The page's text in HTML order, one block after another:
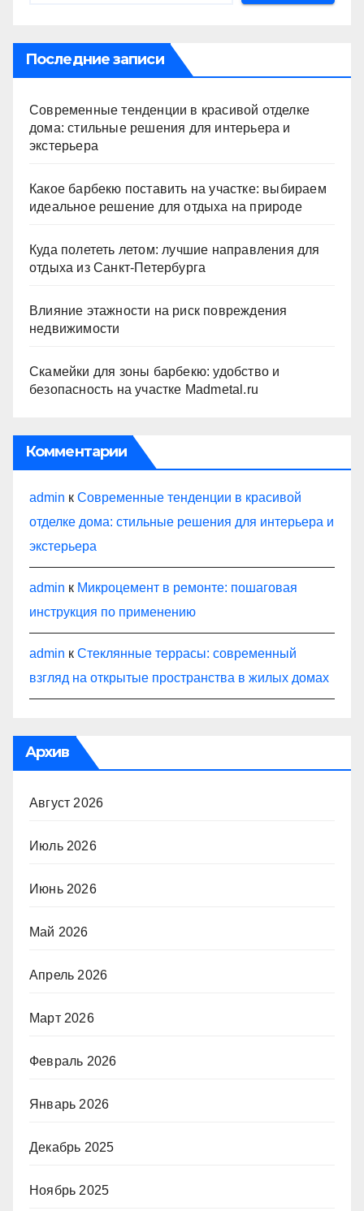
Последние записи
Современные тенденции в красивой отделке
дома: стильные решения для интерьера и
экстерьера
Какое барбекю поставить на участке: выбираем
идеальное решение для отдыха на природе
Куда полететь летом: лучшие направления для
отдыха из Санкт-Петербурга
Влияние этажности на риск повреждения
недвижимости
Скамейки для зоны барбекю: удобство и
безопасность на участке Madmetal.ru
Комментарии
admin к Современные тенденции в красивой
отделке дома: стильные решения для интерьера и
экстерьера
admin к Микроцемент в ремонте: пошаговая
инструкция по применению
admin к Стеклянные террасы: современный
взгляд на открытые пространства в жилых домах
Архив
Август 2026
Июль 2026
Июнь 2026
Май 2026
Апрель 2026
Март 2026
Февраль 2026
Январь 2026
Декабрь 2025
Ноябрь 2025